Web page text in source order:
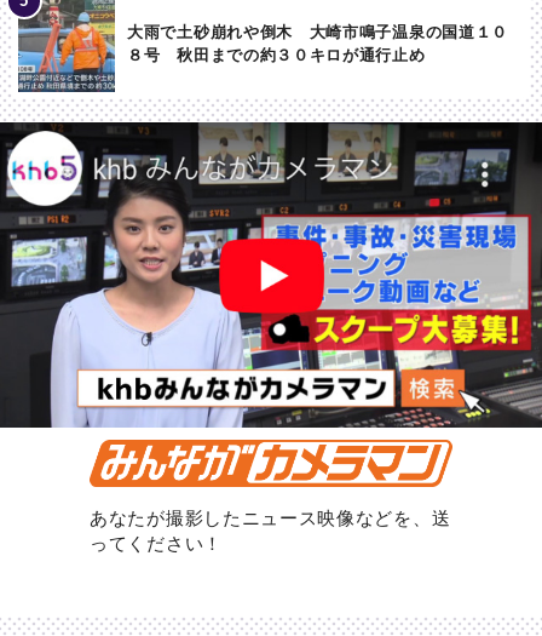
大雨で土砂崩れや倒木 大崎市鳴子温泉の国道１０
８号 秋田までの約３０キロが通行止め
あなたが撮影したニュース映像などを、送
ってください！